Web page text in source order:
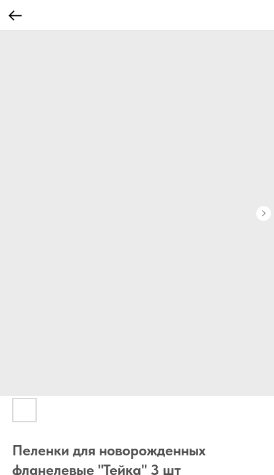
Пеленки для новорожденных
фланелевые "Тейка" 3 шт